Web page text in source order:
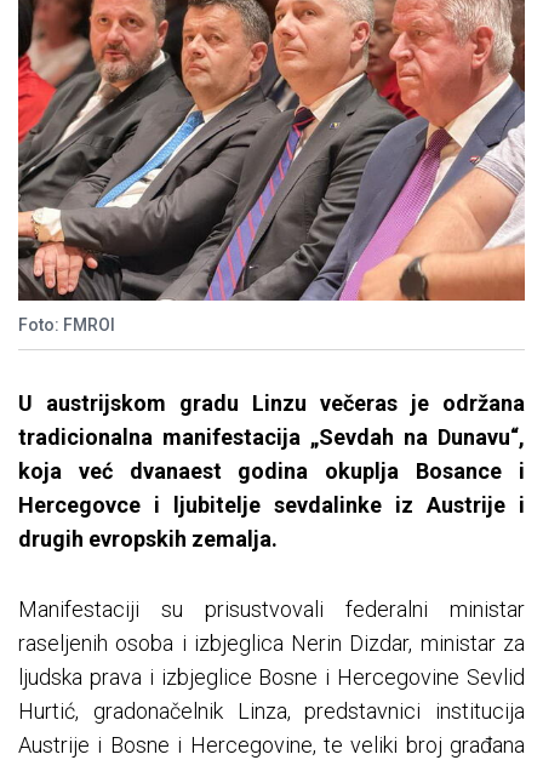
Foto: FMROI
U austrijskom gradu Linzu večeras je održana
tradicionalna manifestacija „Sevdah na Dunavu“,
koja već dvanaest godina okuplja Bosance i
Hercegovce i ljubitelje sevdalinke iz Austrije i
drugih evropskih zemalja.
Manifestaciji su prisustvovali federalni ministar
raseljenih osoba i izbjeglica Nerin Dizdar, ministar za
ljudska prava i izbjeglice Bosne i Hercegovine Sevlid
Hurtić, gradonačelnik Linza, predstavnici institucija
Austrije i Bosne i Hercegovine, te veliki broj građana